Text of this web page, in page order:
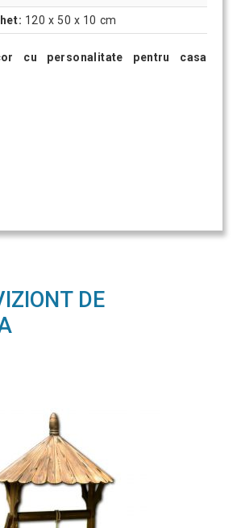
120 x 50 x 10 cm
cu personalitate pentru casa
DE